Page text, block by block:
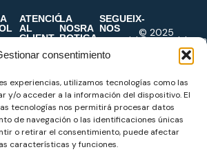
consentimiento
experiencias, utilizamos tecnologías como las
y/o acceder a la información del dispositivo. El
tecnologías nos permitirá procesar datos
de navegación o las identificaciones únicas
o retirar el consentimiento, puede afectar
características y funciones.
ATENCIÓ
AL
CLIENT
Contacte
de
pagament
Enviament i
devolucions
Condicions
generals
LA
NOSRA
BOTIGA
Casa
Carrer
Monterols,
37
43201,
Reus
SEGUEIX-
NOS
casapujol@casapujol.com
977
643
695
927
653
© 2025